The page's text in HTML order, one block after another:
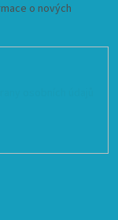
o nových